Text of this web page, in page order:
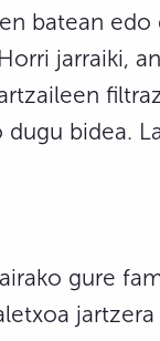
batean
jarraiki,
bidea.
gure